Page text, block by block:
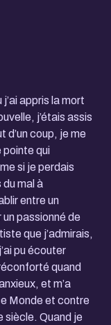
appris la mort
j’étais assis
d’un coup, je me
pointe qui
si je perdais
mal à
entre un
passionné de
que j’admirais,
pu écouter
quand
et m’a
Monde et contre
siècle. Quand je